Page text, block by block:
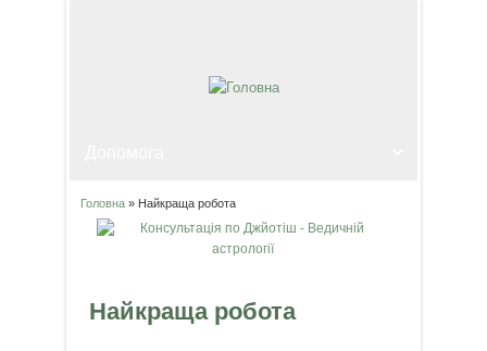
Ви є тут
Головна» Найкраща робота
Найкраща робота